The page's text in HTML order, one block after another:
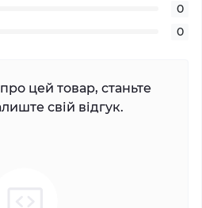
0
0
цей товар, станьте
свій відгук.